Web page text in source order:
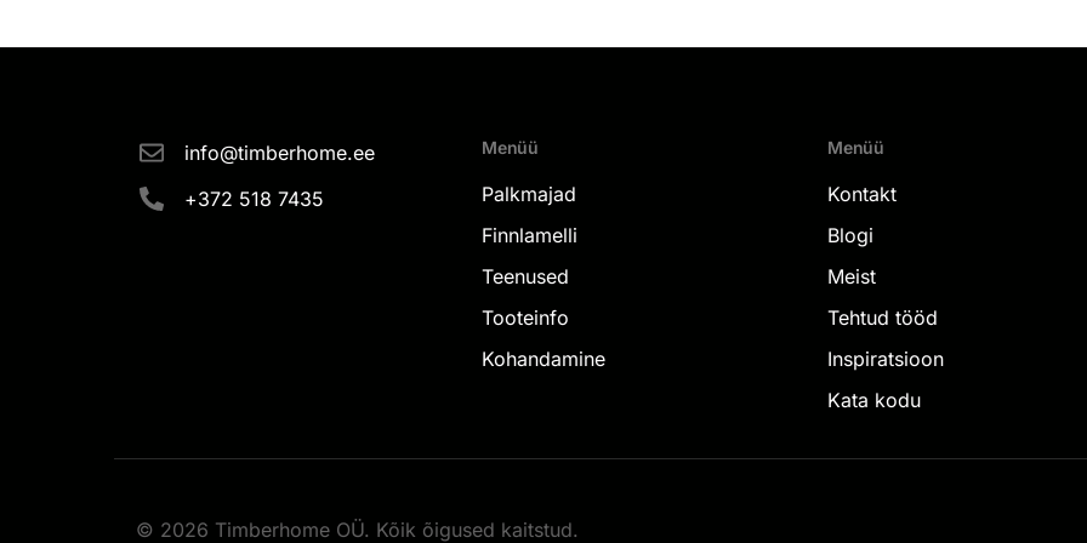
info@timberhome.ee
+372 518 7435
Menüü
Palkmajad
Finnlamelli
Teenused
Tooteinfo
Kohandamine
Menüü
Kontakt
Blogi
Meist
Tehtud tööd
Inspiratsioon
Kata kodu
© 2026 Timberhome OÜ. Kõik õigused kaitstud.